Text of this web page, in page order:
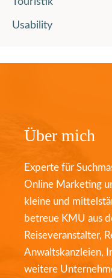
Usability
Über mich
Experte für
Online Marketing
kleine und
betreue KMU aus
Reiseveranstalter,
Anwaltskanzleien,
weitere